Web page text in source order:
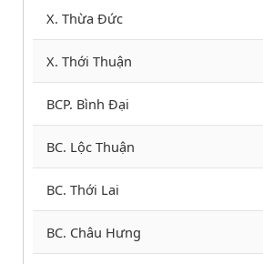
X. Thừa Đức
X. Thới Thuận
BCP. Bình Đại
BC. Lộc Thuận
BC. Thới Lai
BC. Châu Hưng